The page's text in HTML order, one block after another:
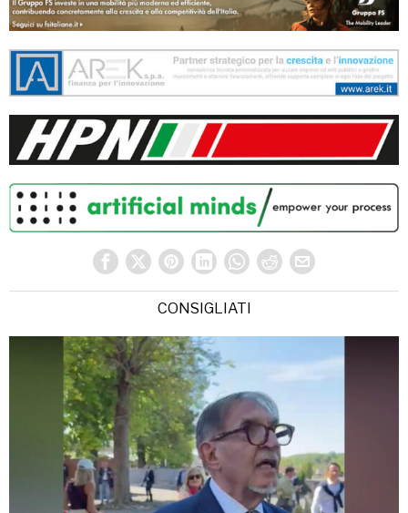
CONSIGLIATI